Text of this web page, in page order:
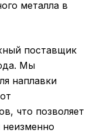
металла в
поставщик
Мы
наплавки
что позволяет